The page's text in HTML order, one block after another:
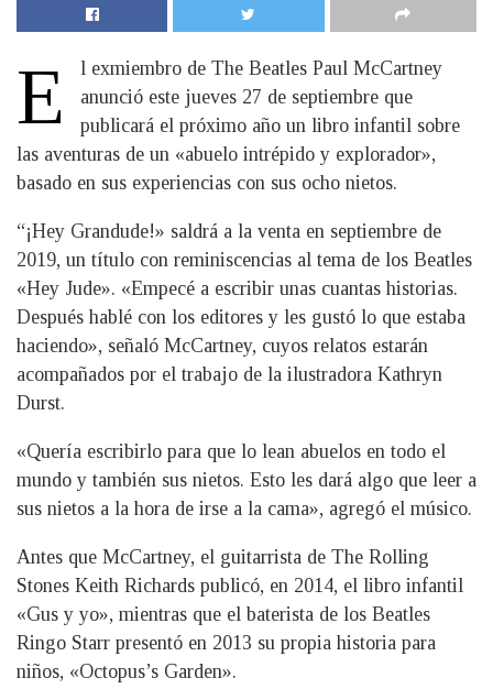
E
l exmiembro de The Beatles Paul McCartney
anunció este jueves 27 de septiembre que
publicará el próximo año un libro infantil sobre
las aventuras de un «abuelo intrépido y explorador»,
basado en sus experiencias con sus ocho nietos.
“¡Hey Grandude!» saldrá a la venta en septiembre de
2019, un título con reminiscencias al tema de los Beatles
«Hey Jude». «Empecé a escribir unas cuantas historias.
Después hablé con los editores y les gustó lo que estaba
haciendo», señaló McCartney, cuyos relatos estarán
acompañados por el trabajo de la ilustradora Kathryn
Durst.
«Quería escribirlo para que lo lean abuelos en todo el
mundo y también sus nietos. Esto les dará algo que leer a
sus nietos a la hora de irse a la cama», agregó el músico.
Antes que McCartney, el guitarrista de The Rolling
Stones Keith Richards publicó, en 2014, el libro infantil
«Gus y yo», mientras que el baterista de los Beatles
Ringo Starr presentó en 2013 su propia historia para
niños, «Octopus’s Garden».